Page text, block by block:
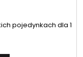
pojedynkach dla 1